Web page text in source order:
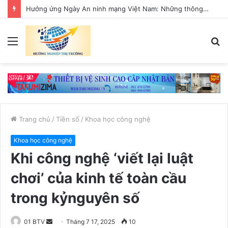
Hưởng ứng Ngày An ninh mạng Việt Nam: Những thông điệp thiết thực về an toàn số
Trang chủ / Tiền số / Khoa học công nghệ
Khoa học công nghệ
Khi công nghệ ‘viết lại luật
chơi’ của kinh tế toàn cầu
trong kỷnguyên số
01 BTV Tháng 7 17, 2025 10